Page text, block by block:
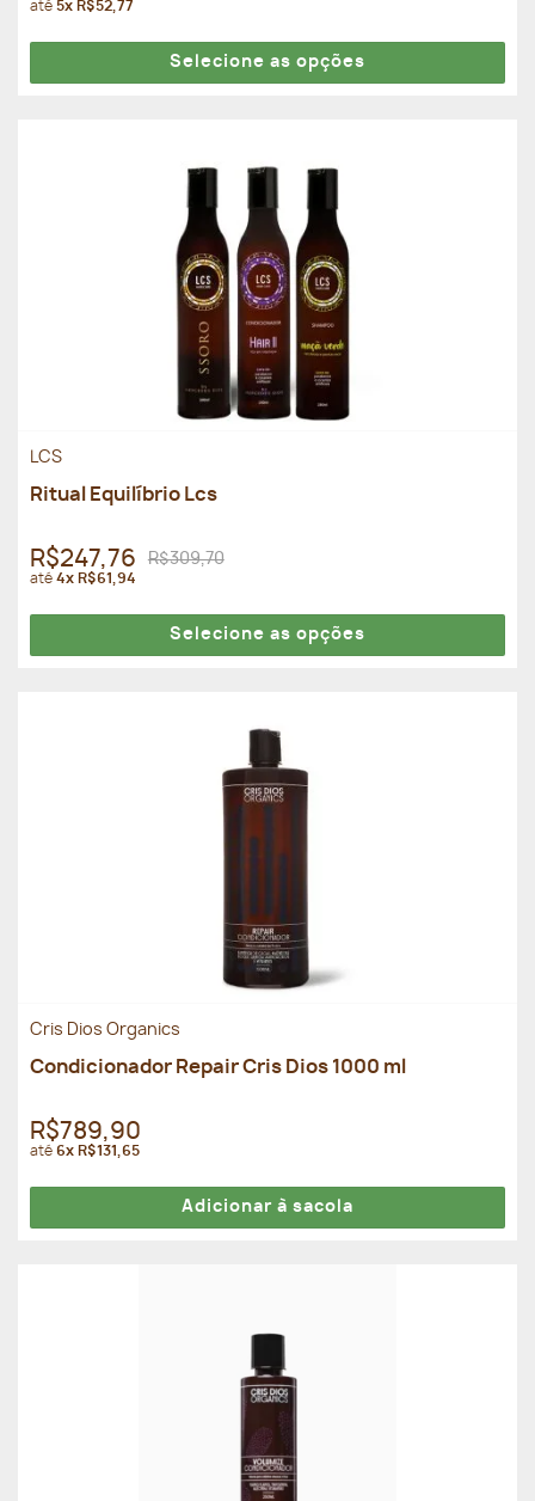
até5x R$52,77
Selecione as opções
LCS
Ritual Equilíbrio Lcs
R$247,76 R$309,70
até4x R$61,94
Selecione as opções
Cris Dios Organics
Condicionador Repair Cris Dios 1000 ml
R$789,90
até6x R$131,65
Adicionar à sacola